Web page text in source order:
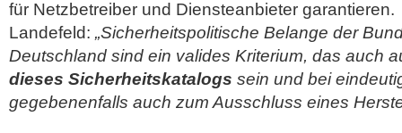
für Netzbetreiber und Diensteanbieter garantieren.
Landefeld: „Sicherheitspolitische Belange der
Deutschland sind ein valides Kriterium, das auch
dieses Sicherheitskatalogs sein und bei
gegebenenfalls auch zum Ausschluss eines